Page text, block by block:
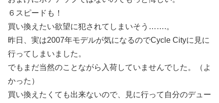
６スピードも！
買い換えたい欲望に犯されてしまいそう…….。
昨日、実は2007年モデルが気になるのでCycle Cityに見に
行ってしまいました。
でもまだ当然のことながら入荷していませんでした。（よ
かった）
買い換えたくても出来ないので、見に行って自分のデュー